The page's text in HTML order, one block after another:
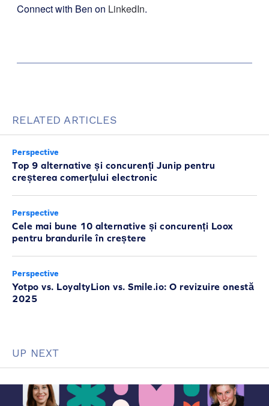
Connect with Ben on LinkedIn.
RELATED ARTICLES
Perspective
Top 9 alternative și concurenți Junip pentru
creșterea comerțului electronic
Perspective
Cele mai bune 10 alternative și concurenți Loox
pentru brandurile în creștere
Perspective
Yotpo vs. LoyaltyLion vs. Smile.io: O revizuire onestă
2025
UP NEXT